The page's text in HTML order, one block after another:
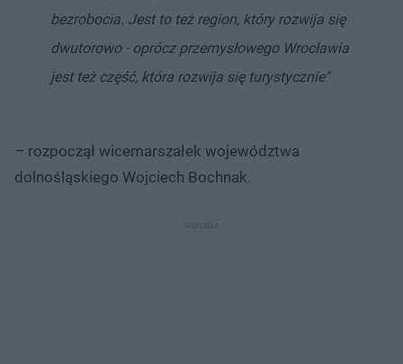
bezrobocia. Jest to też region, który rozwija się
dwutorowo - oprócz przemysłowego Wrocławia
jest też część, która rozwija się turystycznie"
– rozpoczął wicemarszałek województwa
dolnośląskiego Wojciech Bochnak.